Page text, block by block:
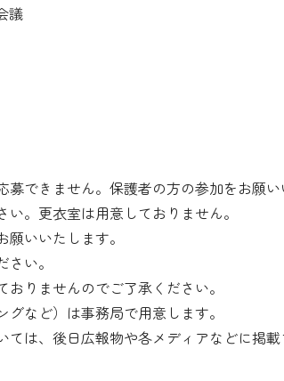
議
できません。保護者の方の参加をお願
。更衣室は用意しておりません。
いいたします。
い。
りませんのでご了承ください。
など）は事務局で用意します。
は、後日広報物や各メディアなどに掲